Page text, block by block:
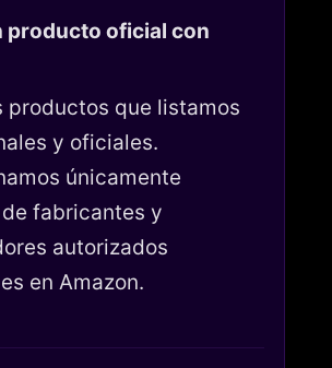
producto oficial con
productos que listamos
y oficiales.
únicamente
fabricantes y
autorizados
en Amazon.